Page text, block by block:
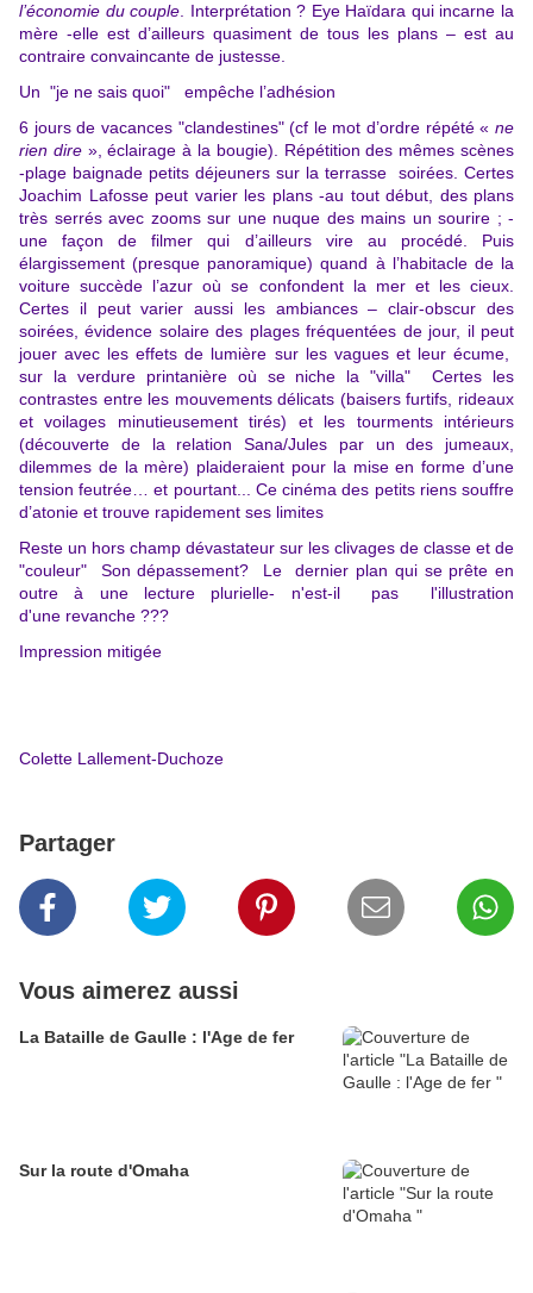
l’économie du couple . Interprétation ? Eye Haïdara qui incarne la
mère -elle est d’ailleurs quasiment de tous les plans – est au
contraire convaincante de justesse.
Un "je ne sais quoi" empêche l’adhésion
6 jours de vacances "clandestines" (cf le mot d’ordre répété « ne
rien dire », éclairage à la bougie). Répétition des mêmes scènes
-plage baignade petits déjeuners sur la terrasse soirées. Certes
Joachim Lafosse peut varier les plans -au tout début, des plans
très serrés avec zooms sur une nuque des mains un sourire ; -
une façon de filmer qui d’ailleurs vire au procédé. Puis
élargissement (presque panoramique) quand à l’habitacle de la
voiture succède l’azur où se confondent la mer et les cieux.
Certes il peut varier aussi les ambiances – clair-obscur des
soirées, évidence solaire des plages fréquentées de jour, il peut
jouer avec les effets de lumière sur les vagues et leur écume,
sur la verdure printanière où se niche la "villa" Certes les
contrastes entre les mouvements délicats (baisers furtifs, rideaux
et voilages minutieusement tirés) et les tourments intérieurs
(découverte de la relation Sana/Jules par un des jumeaux,
dilemmes de la mère) plaideraient pour la mise en forme d’une
tension feutrée… et pourtant... Ce cinéma des petits riens souffre
d’atonie et trouve rapidement ses limites
Reste un hors champ dévastateur sur les clivages de classe et de
"couleur" Son dépassement? Le dernier plan qui se prête en
outre à une lecture plurielle- n'est-il pas l'illustration
d'une revanche ???
Impression mitigée
Colette Lallement-Duchoze
Partager
Vous aimerez aussi
La Bataille de Gaulle : l'Age de fer
Sur la route d'Omaha